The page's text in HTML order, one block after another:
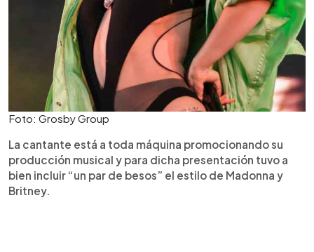
Foto: Grosby Group
La cantante está a toda máquina promocionando su
producción musical y para dicha presentación tuvo a
bien incluir “un par de besos” el estilo de Madonna y
Britney.